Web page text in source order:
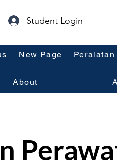
Student Login
New Page Peralatan
About